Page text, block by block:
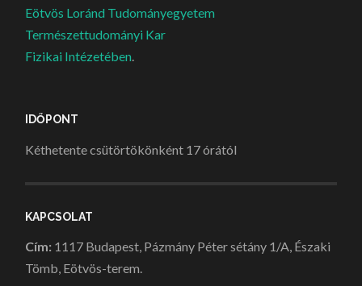
Eötvös Loránd Tudományegyetem
Természettudományi Kar
Fizikai Intézetében.
IDŐPONT
Kéthetente csütörtökönként 17 órától
KAPCSOLAT
Cím: 1117 Budapest, Pázmány Péter sétány 1/A, Északi
Tömb, Eötvös-terem.